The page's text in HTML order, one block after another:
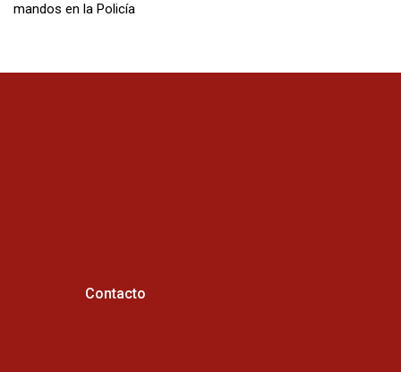
mandos en la Policía
Contacto